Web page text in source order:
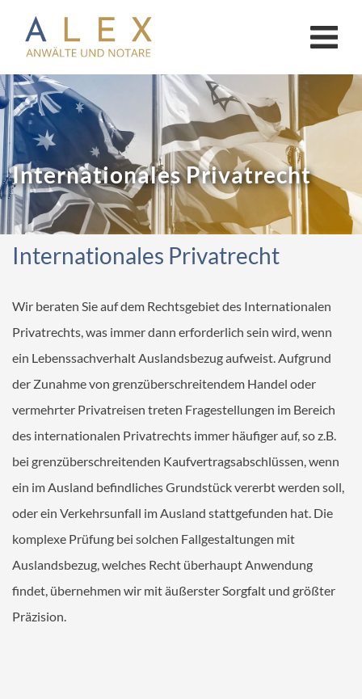
Internationales Privatrecht
Internationales Privatrecht
Wir beraten Sie auf dem Rechtsgebiet des Internationalen
Privatrechts, was immer dann erforderlich sein wird, wenn
ein Lebenssachverhalt Auslandsbezug aufweist. Aufgrund
der Zunahme von grenzüberschreitendem Handel oder
vermehrter Privatreisen treten Fragestellungen im Bereich
des internationalen Privatrechts immer häufiger auf, so z.B.
bei grenzüberschreitenden Kaufvertragsabschlüssen, wenn
ein im Ausland befindliches Grundstück vererbt werden soll,
oder ein Verkehrsunfall im Ausland stattgefunden hat. Die
komplexe Prüfung bei solchen Fallgestaltungen mit
Auslandsbezug, welches Recht überhaupt Anwendung
findet, übernehmen wir mit äußerster Sorgfalt und größter
Präzision.
KANZLEI
Anwälte
Notar Limburg
Notar Bad Camberg
AKTUELLES
ONLINE-CHECKLISTEN
Online-Checklisten Notare
MANDANT
Ihr Termin bei ALEX
ALEX WebAkte
Downloads
RECHTSGEBIETE
KONTAKT